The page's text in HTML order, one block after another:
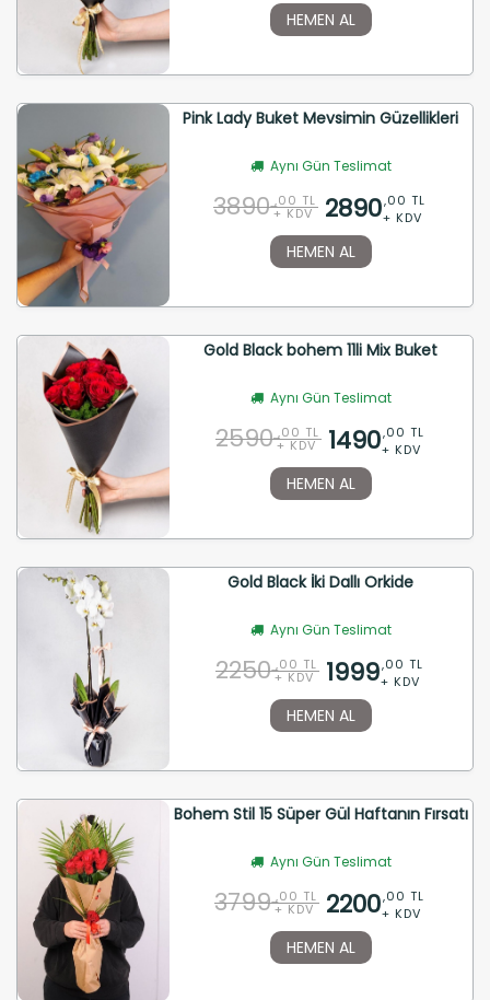
HEMEN AL
Pink Lady Buket Mevsimin Güzellikleri
Aynı Gün Teslimat
3890 ,00 TL
+ KDV 2890,00 TL
+ KDV
HEMEN AL
Gold Black bohem 11li Mix Buket
Aynı Gün Teslimat
2590 ,00 TL
+ KDV 1490,00 TL
+ KDV
HEMEN AL
Gold Black İki Dallı Orkide
Aynı Gün Teslimat
2250 ,00 TL
+ KDV 1999,00 TL
+ KDV
HEMEN AL
Bohem Stil 15 Süper Gül Haftanın Fırsatı
Aynı Gün Teslimat
3799 ,00 TL
+ KDV 2200,00 TL
+ KDV
HEMEN AL